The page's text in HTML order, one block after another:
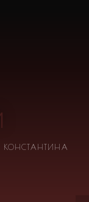
КОНСТАНТИНА